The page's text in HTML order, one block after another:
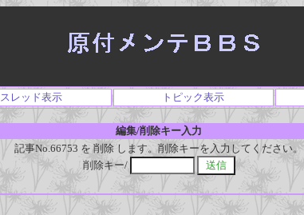
スレッド表示 トピック表示
編集/削除キー入力
記事No.66753 を 削除 します。削除キーを入力してください。
削除キー/